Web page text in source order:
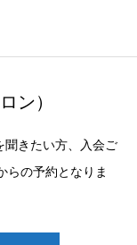
ン）
聞きたい方、入会ご
らの予約となりま